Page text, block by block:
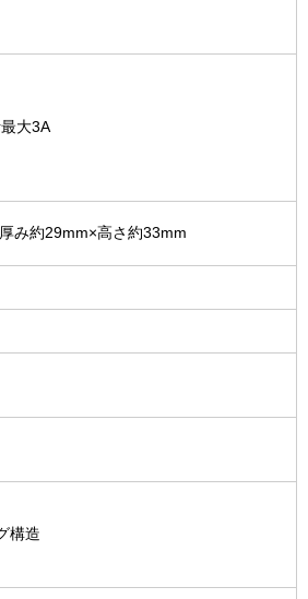
大3A
み約29mm×高さ約33mm
構造